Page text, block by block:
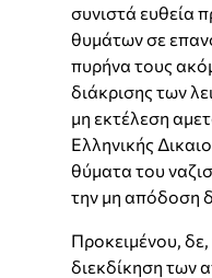
συνιστά ευθεία
θυμάτων σε
πυρήνα τους
διάκρισης των
μη εκτέλεση
Ελληνικής
θύματα του
την μη απόδοση
Προκειμένου, δε,
διεκδίκηση των